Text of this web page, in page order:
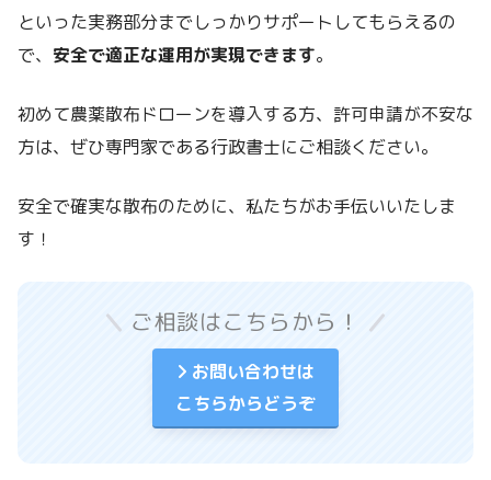
といった実務部分までしっかりサポートしてもらえるの
で、 安全で適正な運用が実現できます。
初めて農薬散布ドローンを導入する方、許可申請が不安な
方は、ぜひ専門家である行政書士にご相談ください。
安全で確実な散布のために、私たちがお手伝いいたしま
す！
ご相談はこちらから！
お問い合わせは
こちらからどうぞ